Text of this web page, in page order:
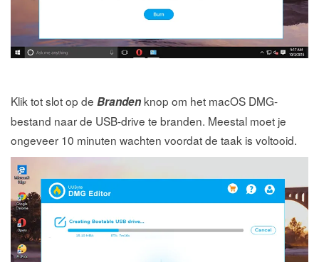
Klik tot slot op de Branden knop om het macOS DMG-
bestand naar de USB-drive te branden. Meestal moet je
ongeveer 10 minuten wachten voordat de taak is voltooid.